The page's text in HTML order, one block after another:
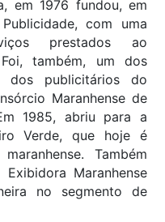
em 1976 fundou, em
com uma
prestados ao
Foi, também, um dos
dos publicitários do
Maranhense de
1985, abriu para a
Verde, que hoje é
Também
Maranhense
no segmento de